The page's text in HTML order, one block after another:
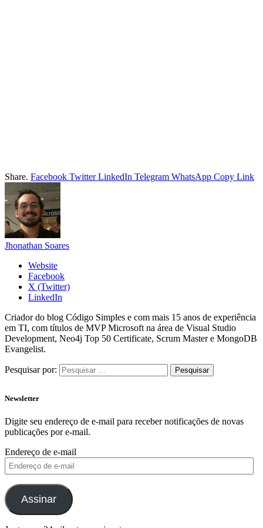
Share. Facebook Twitter LinkedIn Telegram WhatsApp Copy Link
Jhonathan Soares
Website
Facebook
X (Twitter)
LinkedIn
Criador do blog Código Simples e com mais 15 anos de experiência
em TI, com títulos de MVP Microsoft na área de Visual Studio
Development, Neo4j Top 50 Certificate, Scrum Master e MongoDB
Evangelist.
Pesquisar por:
Newsletter
Digite seu endereço de e-mail para receber notificações de novas
publicações por e-mail.
Endereço de e-mail
Assinar